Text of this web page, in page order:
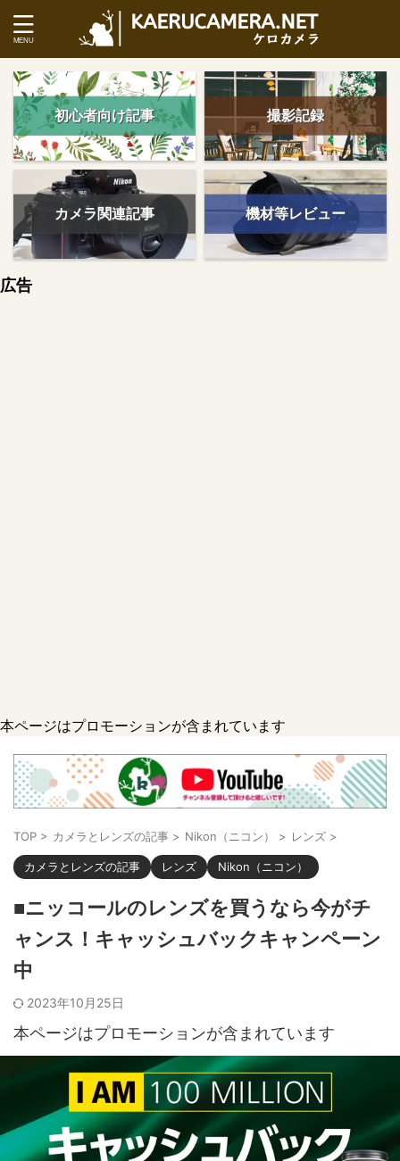
初心者向け記事 撮影記録
カメラ関連記事 機材等レビュー
広告
本ページはプロモーションが含まれています
TOP > カメラとレンズの記事 > Nikon（ニコン） > レンズ >
カメラとレンズの記事 レンズ Nikon（ニコン）
■ニッコールのレンズを買うなら今がチ
ャンス！キャッシュバックキャンペーン
中
2023年10月25日
本ページはプロモーションが含まれています